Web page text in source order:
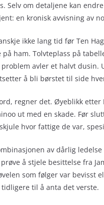
Selv om detaljene kan
en kronisk avvisning av
ikke lang tid før Ten
ham. Tolvteplass på
avler et halvt dusin.
å bli børstet til side
regner det. Øyeblikk
ut med en skade. Før
hvor fattige de var,
av dårlig ledelse
å stjele besittelse fra
som følger var bevisst
til å anta det verste.